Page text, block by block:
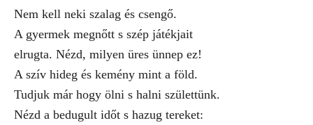
Nem kell neki szalag és csengő.
A gyermek megnőtt s szép játékjait
elrugta. Nézd, milyen üres ünnep ez!
A szív hideg és kemény mint a föld.
Tudjuk már hogy ölni s halni születtünk.
Nézd a bedugult időt s hazug tereket: